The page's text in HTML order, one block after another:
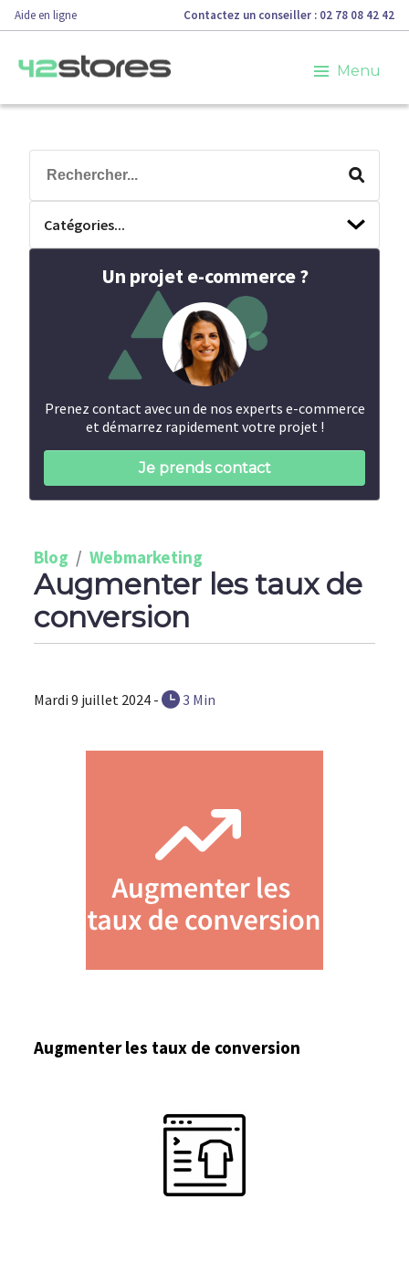
Aide en ligne Contactez un conseiller : 02 78 08 42 42
Menu
Blog / Webmarketing
Augmenter les taux de
conversion
Mardi 9 juillet 2024 - 3 Min
Augmenter les taux de conversion
Catégories...
Un projet e-commerce ?
Prenez contact avec un de nos experts e-commerce
et démarrez rapidement votre projet !
Je prends contact